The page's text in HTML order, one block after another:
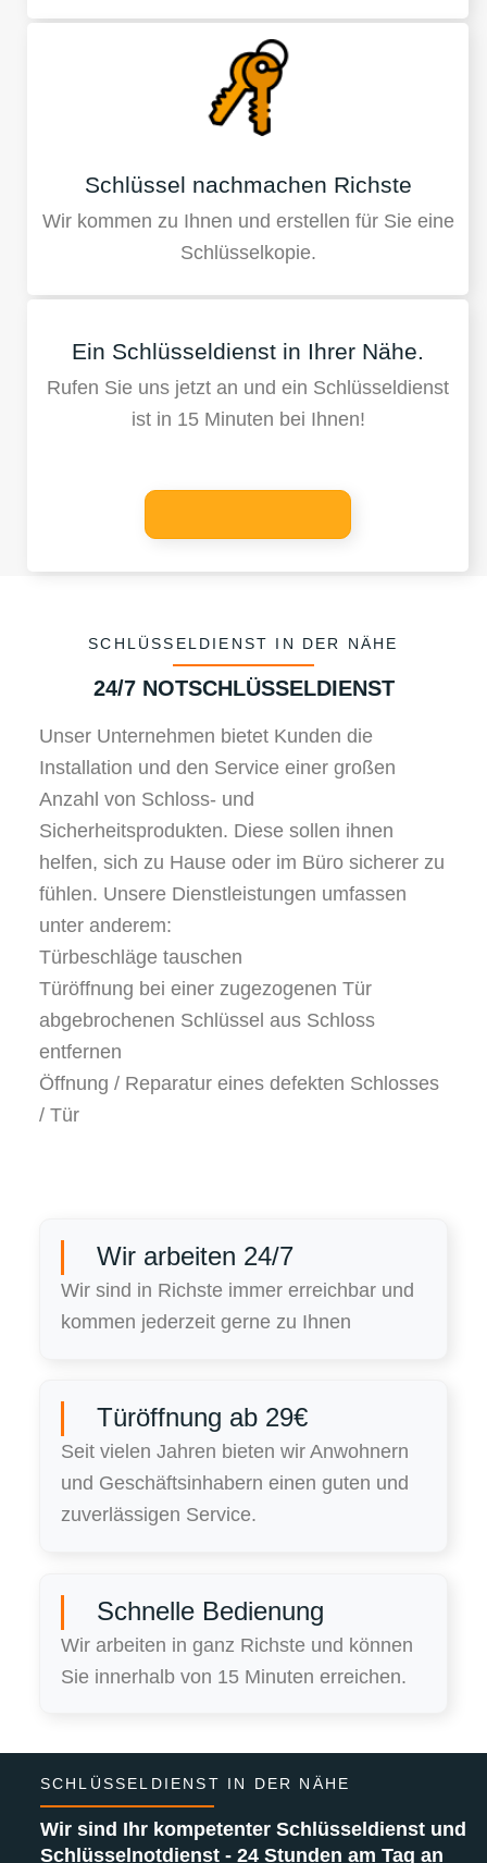
Schlüssel nachmachen Richste
Wir kommen zu Ihnen und erstellen für Sie eine
Schlüsselkopie.
Ein Schlüsseldienst in Ihrer Nähe.
Rufen Sie uns jetzt an und ein Schlüsseldienst
ist in 15 Minuten bei Ihnen!
SCHLÜSSELDIENST IN DER NÄHE
24/7 NOTSCHLÜSSELDIENST
Unser Unternehmen bietet Kunden die
Installation und den Service einer großen
Anzahl von Schloss- und
Sicherheitsprodukten. Diese sollen ihnen
helfen, sich zu Hause oder im Büro sicherer zu
fühlen. Unsere Dienstleistungen umfassen
unter anderem:
Türbeschläge tauschen
Türöffnung bei einer zugezogenen Tür
abgebrochenen Schlüssel aus Schloss
entfernen
Öffnung / Reparatur eines defekten Schlosses
/ Tür
Wir arbeiten 24/7
Wir sind in Richste immer erreichbar und
kommen jederzeit gerne zu Ihnen
Türöffnung ab 29€
Seit vielen Jahren bieten wir Anwohnern
und Geschäftsinhabern einen guten und
zuverlässigen Service.
Schnelle Bedienung
Wir arbeiten in ganz Richste und können
Sie innerhalb von 15 Minuten erreichen.
SCHLÜSSELDIENST IN DER NÄHE
Wir sind Ihr kompetenter Schlüsseldienst und
Schlüsselnotdienst - 24 Stunden am Tag an